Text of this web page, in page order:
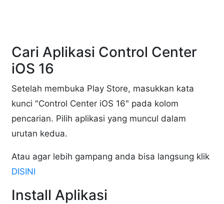
Cari Aplikasi Control Center
iOS 16
Setelah membuka Play Store, masukkan kata
kunci "Control Center iOS 16" pada kolom
pencarian. Pilih aplikasi yang muncul dalam
urutan kedua.
Atau agar lebih gampang anda bisa langsung klik
DISINI
Install Aplikasi